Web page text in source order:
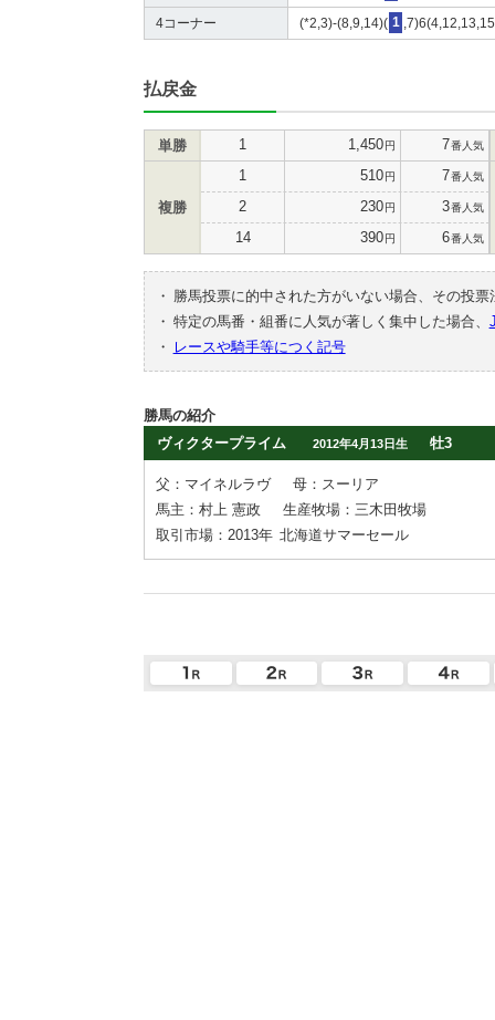
4コーナー (*2,3)-(8,9,14)( 1
払戻金
単勝 1 1,450円 7番人気
複勝
1 510円 7番人気
2 230円 3番人気
14 390円 6番人気
・
勝馬投票に的中された方がいない場合、その投
・ 特定の馬番・組番に人気が著しく集中した場合、
・
レースや騎手等につく記号
勝馬の紹介
ヴィクタープライム
2012年4月13日生 牡3
父：マイネルラヴ
母：スーリア
馬主：村上 憲政
生産牧場：三木田牧場
取引市場：2013年 北海道サマーセール